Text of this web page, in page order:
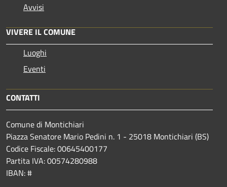
Avvisi
VIVERE IL COMUNE
Luoghi
Eventi
CONTATTI
Comune di Montichiari
Piazza Senatore Mario Pedini n. 1 - 25018 Montichiari (BS)
Codice Fiscale: 00645400177
Partita IVA: 00574280988
IBAN: #